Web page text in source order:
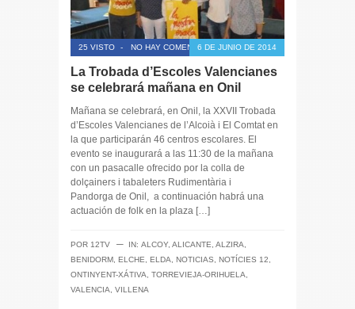
25 VISTO - NO HAY COMENTARIOS6 DE JUNIO DE 2014
La Trobada d’Escoles Valencianes
se celebrará mañana en Onil
Mañana se celebrará, en Onil, la XXVII Trobada
d’Escoles Valencianes de l’Alcoià i El Comtat en
la que participarán 46 centros escolares. El
evento se inaugurará a las 11:30 de la mañana
con un pasacalle ofrecido por la colla de
dolçainers i tabaleters Rudimentària i
Pandorga de Onil, a continuación habrá una
actuación de folk en la plaza […]
POR 12TV ─ IN: ALCOY, ALICANTE ALZIRA
BENIDORM ELCHE ELDA NOTICIAS NOTÍCIES 12
ONTINYENT-XÁTIVA
TORREVIEJA-ORIHUELA
VALENCIA
VILLENA